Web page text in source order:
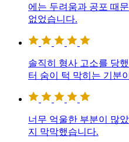
에는 두려움과 공포 때
없었습니다.
솔직히 형사 고소를 당
터 숨이 턱 막히는 기분
너무 억울한 부분이 많
지 막막했습니다.